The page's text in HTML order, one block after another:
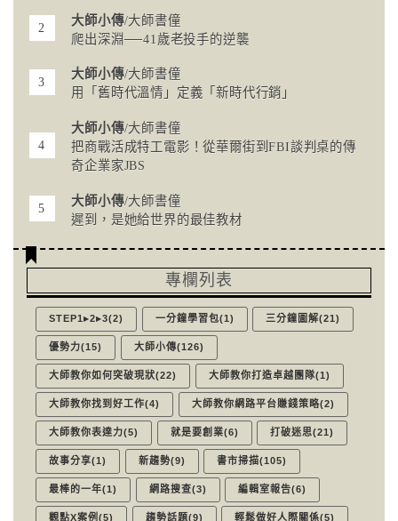
大師小傳/大師書僮
爬出深淵──41歲老投手的逆襲
大師小傳/大師書僮
用「舊時代溫情」定義「新時代行銷」
大師小傳/大師書僮
把商戰活成特工電影！從華爾街到FBI談判桌的傳
奇企業家JBS
大師小傳/大師書僮
遲到，是她給世界的最佳教材
專欄列表
STEP1▸2▸3(2) 一分鐘學習包(1) 三分鐘圖解(21)
優勢力(15) 大師小傳(126)
大師教你如何突破現狀(22) 大師教你打造卓越團隊(1)
大師教你找到好工作(4) 大師教你網路平台賺錢策略(2)
大師教你表達力(5) 就是要創業(6) 打破迷思(21)
故事分享(1) 新趨勢(9) 書市掃描(105)
最棒的一年(1) 網路搜查(3) 編輯室報告(6)
觀點X案例(5) 趨勢話題(9) 輕鬆做好人際關係(5)